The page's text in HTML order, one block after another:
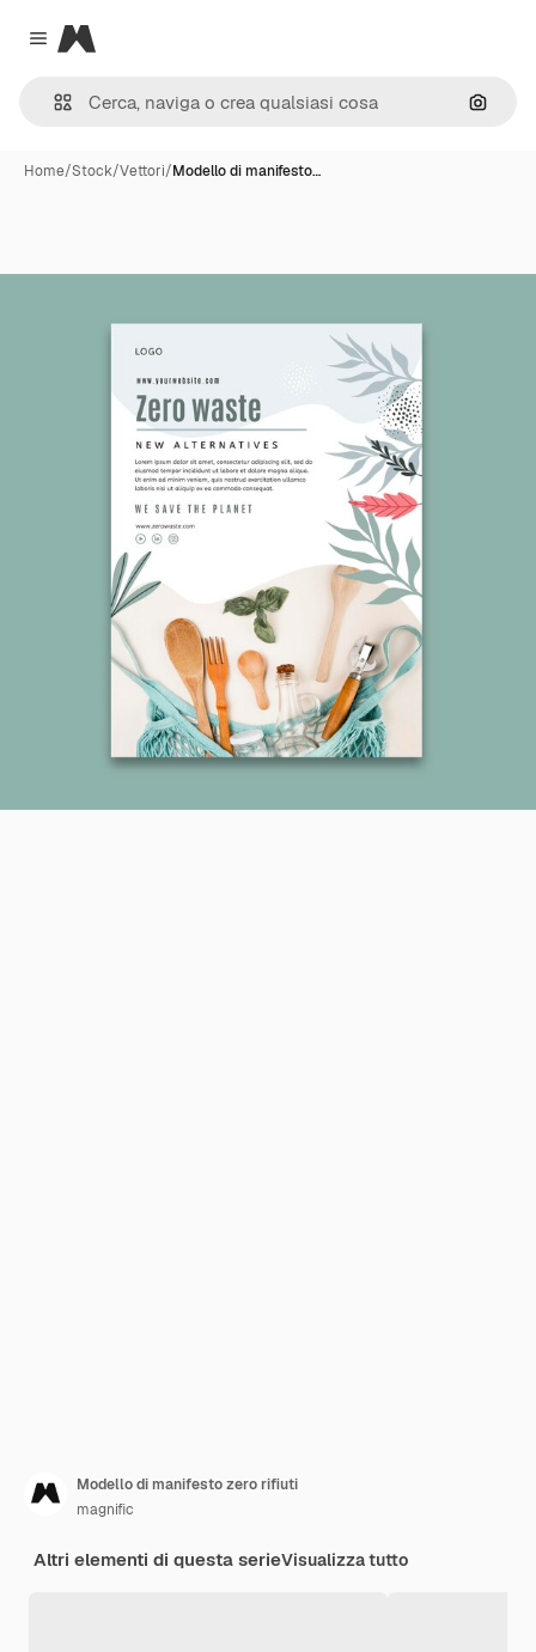
Close menu
Magnific
Cerca
Home/Stock/Vettori/Modello di manifesto…
Modello di manifesto zero rifiuti
magnific
Altri elementi di questa serieVisualizza tutto